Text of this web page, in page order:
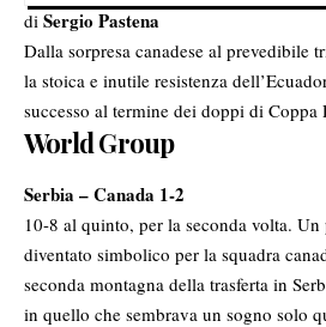
di Sergio Pastena
Dalla sorpresa canadese al prevedibile
la stoica e inutile resistenza
successo al termine dei doppi di Coppa
World Group
Serbia – Canada 1-2
10-8 al quinto, per la seconda volta.
diventato simbolico per la squadra
seconda montagna della trasferta in
in quello che sembrava un sogno solo